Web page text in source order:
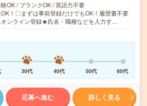
OK / ブランクOK / 英語力不要
！〇まずは事前登録だけでもOK！履歴書不要
オンライン登録★氏名・職種などを入力す…
30代 40代 50代 60代
応募へ進む 詳しく見る